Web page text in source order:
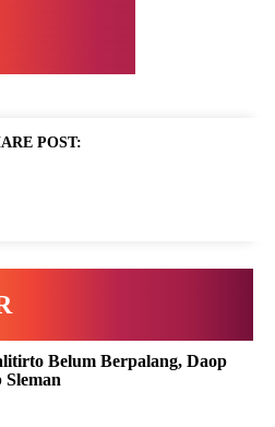
POST:
Belum Berpalang, Daop